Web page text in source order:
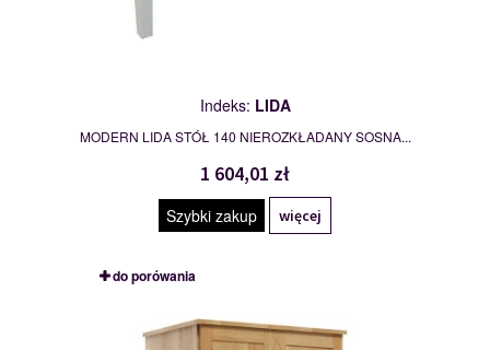
Indeks: LIDA
MODERN LIDA STÓŁ 140 NIEROZKŁADANY SOSNA...
1 604,01 zł
Szybki zakup więcej
do porówania
109769